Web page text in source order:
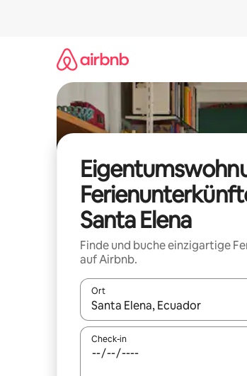
Santa Elena
Finde und buche einzigartige
auf Airbnb.
Ort
Wenn Ergebnisse verfügbar sind,
Check-in